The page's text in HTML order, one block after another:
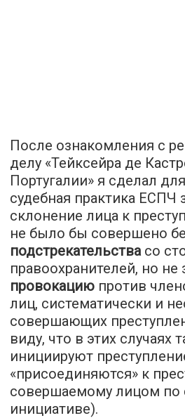
После ознакомления с
делу «Тейксейра де
Португалии» я сделал
судебная практика ЕСПЧ
склонение лица к
не было бы совершено
подстрекательствасо
правоохранителей, но не
провокацию против
лиц, систематически и
совершающих
виду, что в этих случаях
инициируют
«присоединяются» к
совершаемому лицом по
инициативе).